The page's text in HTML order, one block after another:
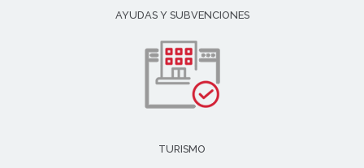
AYUDAS Y SUBVENCIONES
TURISMO